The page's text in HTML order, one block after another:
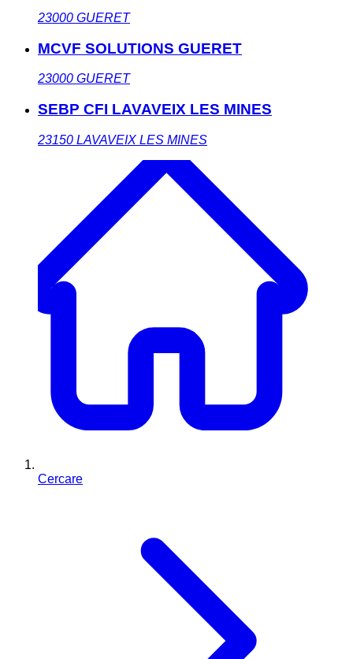
23000 GUERET
MCVF SOLUTIONS GUERET
23000 GUERET
SEBP CFI LAVAVEIX LES MINES
23150 LAVAVEIX LES MINES
Cercare